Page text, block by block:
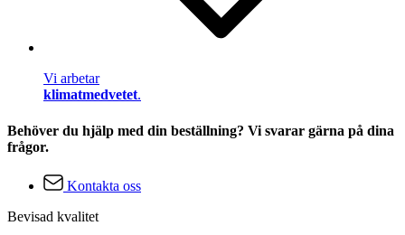
Vi arbetar
klimatmedvetet.
Behöver du hjälp med din beställning? Vi svarar gärna på dina
frågor.
Kontakta oss
Bevisad kvalitet